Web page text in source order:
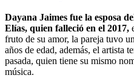
Dayana Jaimes fue la esposa
Elías, quien falleció en el 2017,
fruto de su amor, la pareja tuvo
años de edad, además, el artista
pasada, quien tiene su mismo
música.